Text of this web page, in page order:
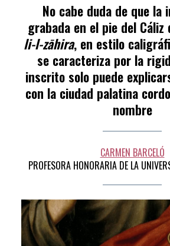
No cabe duda de que la
grabada en el pie del Cáliz
li-l-zāhira, en estilo
se caracteriza por la
inscrito solo puede
con la ciudad palatina
nombre
CARMEN BARCELÓ
PROFESORA HONORARIA DE LA